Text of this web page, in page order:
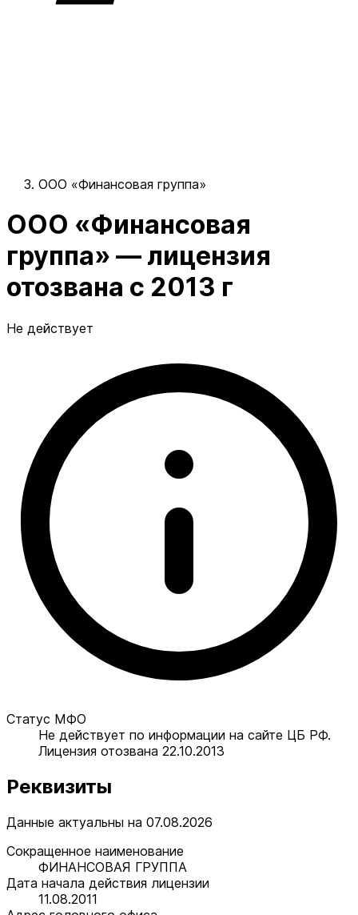
ООО «Финансовая группа»
ООО «Финансовая
группа» — лицензия
отозвана с 2013 г
Не действует
Статус МФО
Не действует по информации на сайте ЦБ РФ.
Лицензия отозвана 22.10.2013
Реквизиты
Данные актуальны на 07.08.2026
Сокращенное наименование
ФИНАНСОВАЯ ГРУППА
Дата начала действия лицензии
11.08.2011